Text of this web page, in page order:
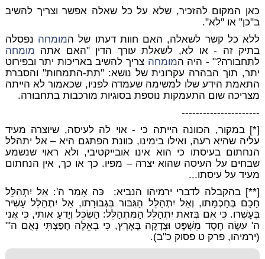
כאן המקום להזכיר, שלא על כל שאלה אפשר וצריך להשיב
ב"כן" או "לא".
ללא כל קשר לשאלה, האם חוות דעתו של המומחה נפסלה
בתיק זה - או לא, לשאלת עורך הדין "האם אתה מומחה
לתחבורה?" - היה המומחה צריך להשיב באריכות יתר ובפירוט
יתר, תוך הבהרה עקרונית של נושא: "תת-התמחות" והסברת
התאמת הידע שלו למשימה שעמדה לפניו, שכאמור לא הייתה
מצריכה שום התעמקות נוספת בסוגיות מורכבות בתחבורה.
----------------------
[*] במקור, הכוונה הייתה כי - אוי לה לעיסה, שיוצרה מעיד
עליה שהיא רעה, ואילו בימינו, כוונת הפתגם היא – אל יתהלל
הנחתום בעיסתו כי הוא אינו אובייקטיבי, ולא ראוי שנשמע
שבחים על העיסה שהוא יצרה – מפיו. כך או כך, אין הנחתום
מעיד על עיסתו...
[**] בהקבלה לדברי ירמיהו הנביא: כּה אָמַר ה': אַל יִתְהַלֵּל
חָכָם בְּחָכְמָתו, וְאַל יִתְהַלֵּל הַגִּבּור בִּגְבוּרָתו, אַל יִתְהַלֵּל עָשִׁיר
בְּעָשְׁרו. כִּי אִם בְּזאת יִתְהַלֵּל הַמִּתְהַלֵּל: הַשְׂכֵּל וְיָדעַ אותִי, כִּי אֲנִי
ה' עשֶׂה חֶסֶד מִשְׁפָּט וּצְדָקָה בָּאָרֶץ, כִּי בְאֵלֶּה חָפַצְתִּי נְאֻם ה'"
(ירמיהו, פרק ט פסוק כ"ב).